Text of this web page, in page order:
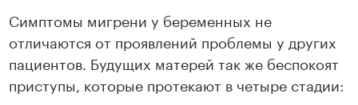
Симптомы мигрени у беременных не
отличаются от проявлений проблемы у других
пациентов. Будущих матерей так же беспокоят
приступы, которые протекают в четыре стадии: